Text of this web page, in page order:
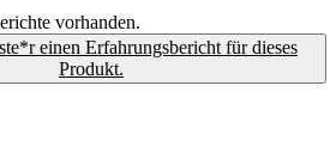
vorhanden.
einen Erfahrungsbericht für dieses
Produkt.